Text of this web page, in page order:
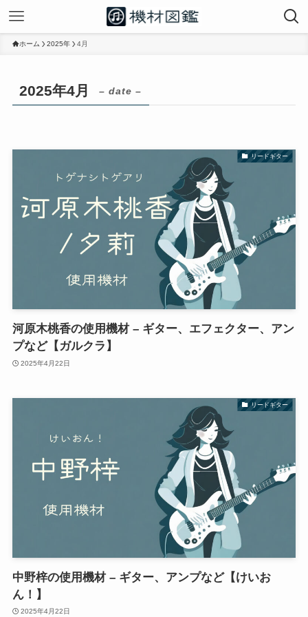
ホーム 2025年 4月
2025年4月 – date –
リードギター
河原木桃香の使用機材 – ギター、エフェクター、アン
プなど【ガルクラ】
2025年4月22日
リードギター
中野梓の使用機材 – ギター、アンプなど【けいお
ん！】
2025年4月22日